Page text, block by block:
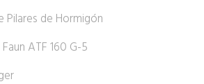
Pilares de Hormigón
ATF 160 G-5